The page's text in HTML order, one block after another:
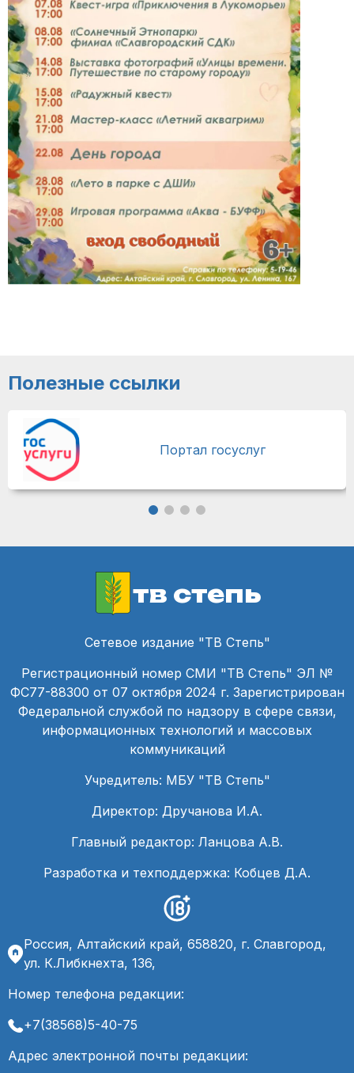
Полезные ссылки
Портал госуслуг
тв степь
Сетевое издание "ТВ Степь"
Регистрационный номер СМИ "ТВ Степь" ЭЛ №
ФС77-88300 от 07 октября 2024 г. Зарегистрирован
Федеральной службой по надзору в сфере связи,
информационных технологий и массовых
коммуникаций
Учредитель: МБУ "ТВ Степь"
Директор: Дручанова И.А.
Главный редактор: Ланцова А.В.
Разработка и техподдержка: Кобцев Д.А.
Россия, Алтайский край, 658820, г. Славгород,
ул. К.Либкнехта, 136,
Номер телефона редакции:
+7(38568)5-40-75
Адрес электронной почты редакции: